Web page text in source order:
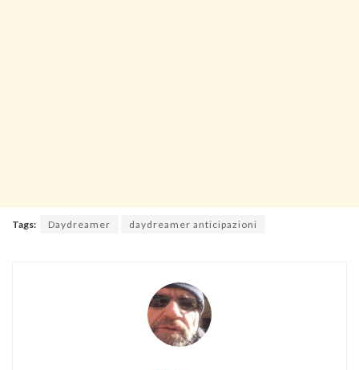
Tags: Daydreamer daydreamer anticipazioni